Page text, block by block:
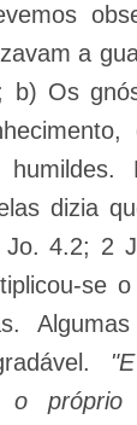
a
b) Os
dizia
4.2; 2
se
Algumas
o próprio